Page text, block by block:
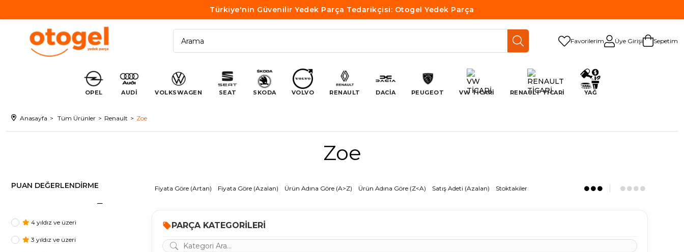
Türkiye'nin Güvenilir Yedek Parça Tedarikçisi: Otogel Yedek Parça
Favorilerim Üye Girişi Sepetim
OPEL AUDİ VOLKSWAGEN SEAT SKODA VOLVO RENAULT DACİA PEUGEOT VW TİCARİ RENAULT TİCARİ YAĞ
Anasayfa Tüm Ürünler Renault Zoe
Zoe
PUAN DEĞERLENDIRME
4 yıldız ve üzeri
3 yıldız ve üzeri
Fiyata Göre (Artan) Fiyata Göre (Azalan) Ürün Adına Göre (A>Z) Ürün Adına Göre (Z<A) Satış Adeti (Azalan) Stoktakiler
PARÇA KATEGORILERI